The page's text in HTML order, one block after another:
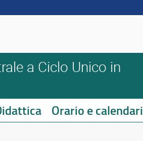
a Ciclo Unico in
Orario e calendari